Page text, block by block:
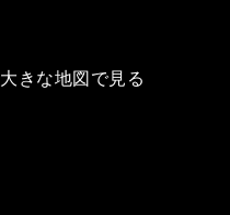
大きな地図で見る